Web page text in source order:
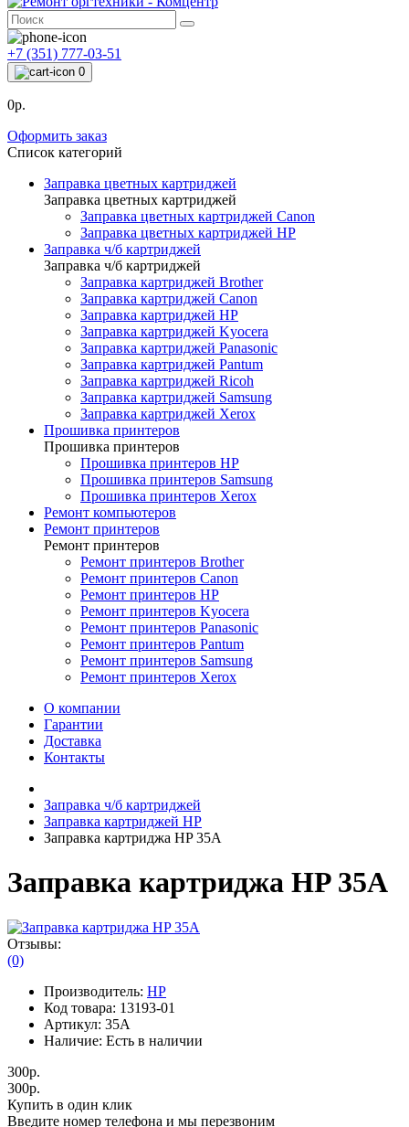
+7 (351) 777-03-51
0
0р.
Оформить заказ
Список категорий
Заправка цветных картриджей
Заправка цветных картриджей
Заправка цветных картриджей Canon
Заправка цветных картриджей HP
Заправка ч/б картриджей
Заправка ч/б картриджей
Заправка картриджей Brother
Заправка картриджей Canon
Заправка картриджей HP
Заправка картриджей Kyocera
Заправка картриджей Panasonic
Заправка картриджей Pantum
Заправка картриджей Ricoh
Заправка картриджей Samsung
Заправка картриджей Xerox
Прошивка принтеров
Прошивка принтеров
Прошивка принтеров HP
Прошивка принтеров Samsung
Прошивка принтеров Xerox
Ремонт компьютеров
Ремонт принтеров
Ремонт принтеров
Ремонт принтеров Brother
Ремонт принтеров Canon
Ремонт принтеров HP
Ремонт принтеров Kyocera
Ремонт принтеров Panasonic
Ремонт принтеров Pantum
Ремонт принтеров Samsung
Ремонт принтеров Xerox
О компании
Гарантии
Доставка
Контакты
Заправка ч/б картриджей
Заправка картриджей HP
Заправка картриджа HP 35A
Заправка картриджа HP 35A
Отзывы:
(0)
Производитель: HP
Код товара: 13193-01
Артикул: 35A
Наличие: Есть в наличии
300р.
300р.
Купить в один клик
Введите номер телефона и мы перезвоним